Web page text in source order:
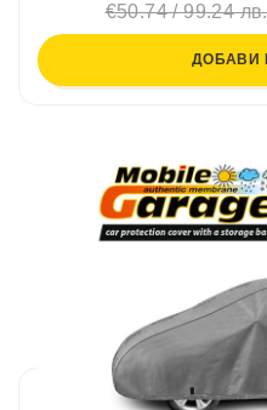
€50.74 / 99.24 лв.
ДОБАВИ